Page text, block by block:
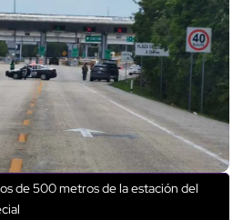
de 500 metros de la estación del